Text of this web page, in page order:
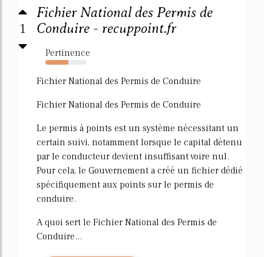
1
Fichier National des Permis de
Conduire - recuppoint.fr
Pertinence
56%
Fichier National des Permis de Conduire
Fichier National des Permis de Conduire
Le permis à points est un système nécessitant un
certain suivi, notamment lorsque le capital détenu
par le conducteur devient insuffisant voire nul.
Pour cela, le Gouvernement a créé un fichier dédié
spécifiquement aux points sur le permis de
conduire.
A quoi sert le Fichier National des Permis de
Conduire...